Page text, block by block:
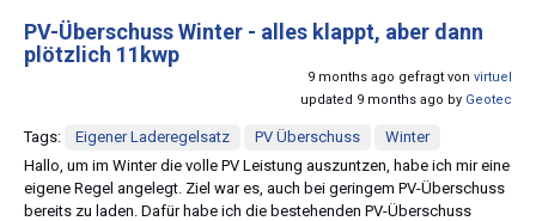
PV-Überschuss Winter - alles klappt, aber dann
plötzlich 11kwp
9 months ago gefragt von virtuel
updated 9 months ago by Geotec
Tags: Eigener Laderegelsatz PV Überschuss
Winter
Hallo, um im Winter die volle PV Leistung auszuntzen, habe ich mir eine
eigene Regel angelegt. Ziel war es, auch bei geringem PV-Überschuss
bereits zu laden. Dafür habe ich die bestehenden PV-Überschuss